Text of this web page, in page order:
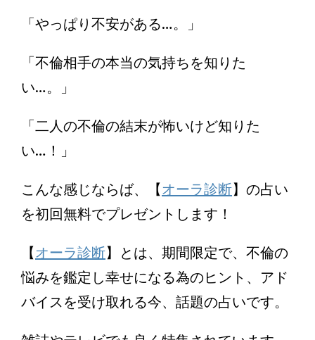
「やっぱり不安がある…。」
「不倫相手の本当の気持ちを知りた
い…。」
「二人の不倫の結末が怖いけど知りた
い…！」
こんな感じならば、【オーラ診断】の占い
を初回無料でプレゼントします！
【オーラ診断】とは、期間限定で、不倫の
悩みを鑑定し幸せになる為のヒント、アド
バイスを受け取れる今、話題の占いです。